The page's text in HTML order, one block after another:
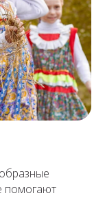
помогают